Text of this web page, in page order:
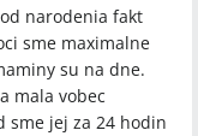
narodenia fakt
sme maximalne
su na dne.
mala vobec
sme jej za 24 hodin